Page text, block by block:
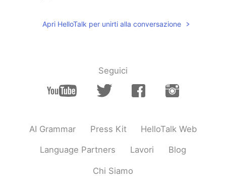
Apri HelloTalk per unirti alla conversazione
Seguici
AI Grammar Press Kit HelloTalk Web
Language Partners Lavori Blog
Chi Siamo